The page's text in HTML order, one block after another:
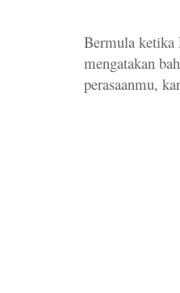
Bermula ketika
mengatakan
perasaanmu,